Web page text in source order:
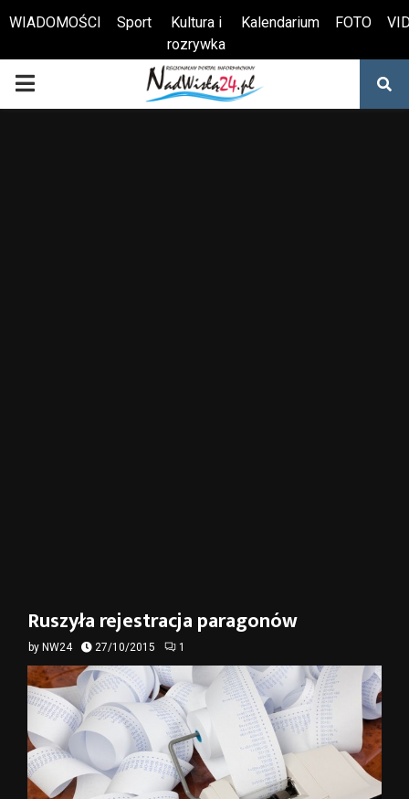
Otwórz pasek narzędzi
WIADOMOŚCI Sport
Kultura i
rozrywka
Kalendarium FOTO
PRIMARY
Ruszyła rejestracja paragonów
by NW24 27/10/2015 1